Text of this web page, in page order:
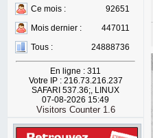
Ce mois :
92651
Mois dernier :
447011
Tous :
24888736
En ligne : 311
Votre IP : 216.73.216.237
SAFARI 537.36;, LINUX
07-08-2026 15:49
Visitors Counter 1.6